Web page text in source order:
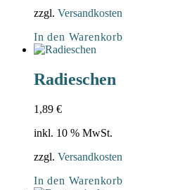
zzgl. Versandkosten
In den Warenkorb
Radieschen
1,89 €
inkl. 10 % MwSt.
zzgl. Versandkosten
In den Warenkorb